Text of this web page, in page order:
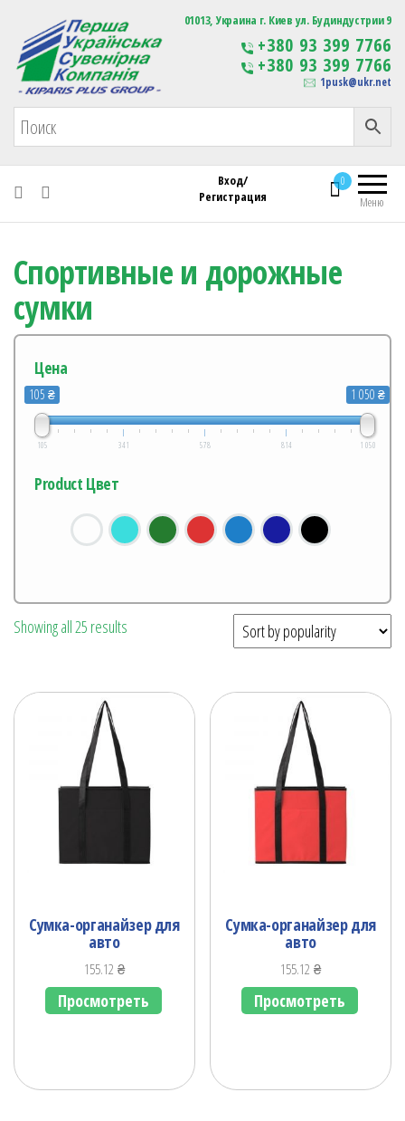
Первая Украинская Сувенирная Компания Изготовление
сувенирной продукции
с логотипом
01013, Украина г. Киев ул. Будиндустрии 9
+380 93 399 7766
+380 93 399 7766
1pusk@ukr.net
Меню
0
Вход/
Регистрация
Спортивные и дорожные
сумки
Цена
105 ₴ 1 050 ₴
105 341 578 814 1 050
Product Цвет
Showing all 25 results
Сумка-органайзер для
авто
155.12 ₴
Просмотреть
Сумка-органайзер для
авто
155.12₴
Просмотреть